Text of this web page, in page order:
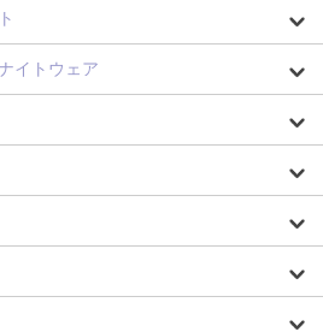
イトウェア